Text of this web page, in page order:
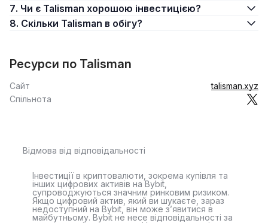
7. Чи є Talisman хорошою інвестицією?
8. Скільки Talisman в обігу?
Ресурси по Talisman
Сайт
talisman.xyz
Спільнота
Відмова від відповідальності
Інвестиції в криптовалюти, зокрема купівля та
інших цифрових активів на Bybit,
супроводжуються значним ринковим ризиком.
Якщо цифровий актив, який ви шукаєте, зараз
недоступний на Bybit, він може з’явитися в
майбутньому. Bybit не несе відповідальності за